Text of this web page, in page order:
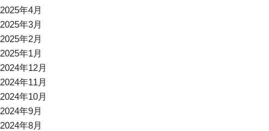
2025年4月
2025年3月
2025年2月
2025年1月
2024年12月
2024年11月
2024年10月
2024年9月
2024年8月